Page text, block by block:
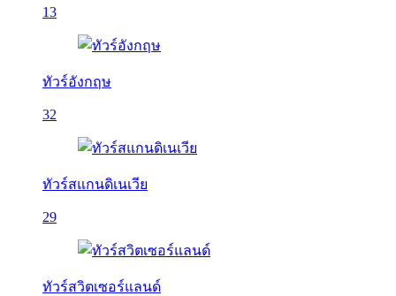
13
ทัวร์อังกฤษ
32
ทัวร์สแกนดิเนเวีย
29
ทัวร์สวิตเซอร์แลนด์